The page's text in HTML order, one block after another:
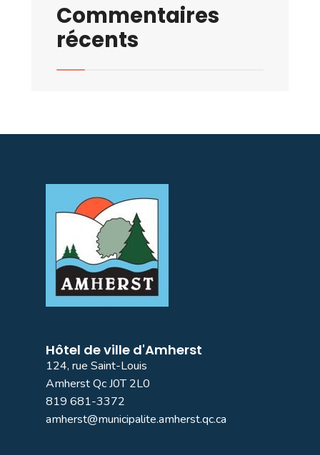
Commentaires
récents
Hôtel de ville d'Amherst
124, rue Saint-Louis
Amherst Qc J0T 2L0
819 681-3372
amherst@municipalite.amherst.qc.ca